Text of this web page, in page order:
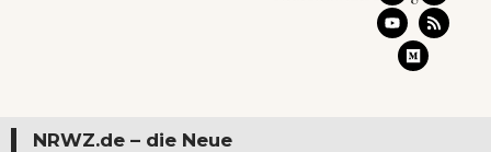
NRWZ.de – die Neue